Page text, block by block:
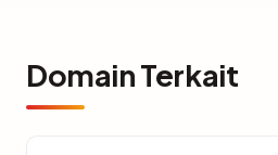
Domain Terkait